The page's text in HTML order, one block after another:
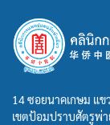
14 ซอยนาคเกษม แข
เขตป้อมปราบศัตรูพ่